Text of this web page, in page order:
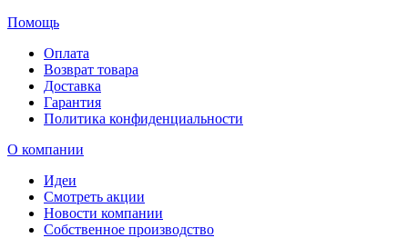
Помощь
Оплата
Возврат товара
Доставка
Гарантия
Политика конфиденциальности
О компании
Идеи
Смотреть акции
Новости компании
Собственное производство